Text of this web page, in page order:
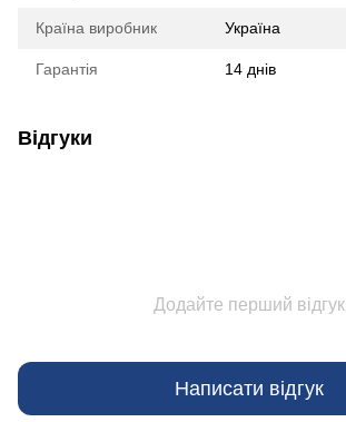
Країна виробник Україна
Гарантія 14 днів
Відгуки
Додайте перший відгук
Написати відгук